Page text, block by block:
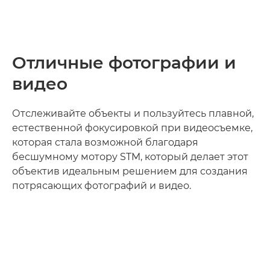
Отличные фотографии и
видео
Отслеживайте объекты и пользуйтесь плавной,
естественной фокусировкой при видеосъемке,
которая стала возможной благодаря
бесшумному мотору STM, который делает этот
объектив идеальным решением для создания
потрясающих фотографий и видео.